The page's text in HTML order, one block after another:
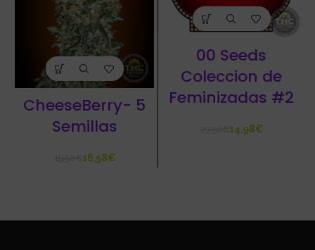
CheeseBerry- 5
Semillas
16,58€
00 Seeds
Coleccion de
Feminizadas #2
14,98€